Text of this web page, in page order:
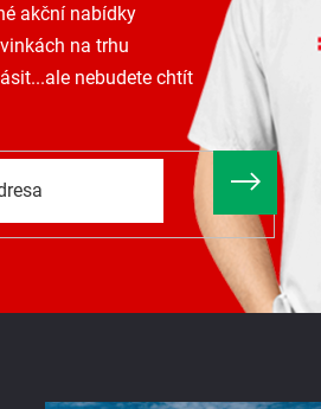
akční nabídky
na trhu
nebudete chtít